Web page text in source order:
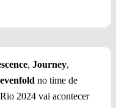
, Journey,
no time de
2024 vai acontecer